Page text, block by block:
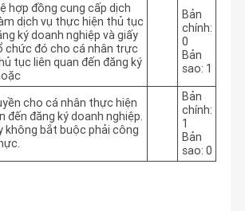
hợp đồng cung cấp dịch
dịch vụ thực hiện thủ tục
ký doanh nghiệp và giấy
chức đó cho cá nhân trực
tục liên quan đến đăng ký
Bản
chính:
0
Bản
sao: 1
cho cá nhân thực hiện
đến đăng ký doanh nghiệp.
không bắt buộc phải công
Bản
chính:
1
Bản
sao: 0